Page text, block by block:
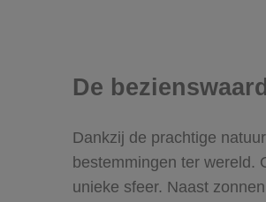
De
Dankzij de prachtige
bestemmingen ter wereld.
unieke sfeer. Naast